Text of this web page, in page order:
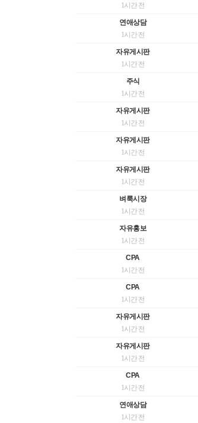
1시간 전
연애상담
1시간 전
자유게시판
1시간 전
주식
1시간 전
자유게시판
1시간 전
자유게시판
1시간 전
자유게시판
1시간 전
벼룩시장
1시간 전
자유홍보
1시간 전
CPA
1시간 전
CPA
1시간 전
자유게시판
1시간 전
자유게시판
1시간 전
CPA
1시간 전
연애상담
1시간 전